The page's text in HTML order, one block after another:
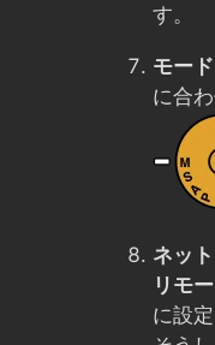
す。
モー
に合
ネッ
リモ
に設定